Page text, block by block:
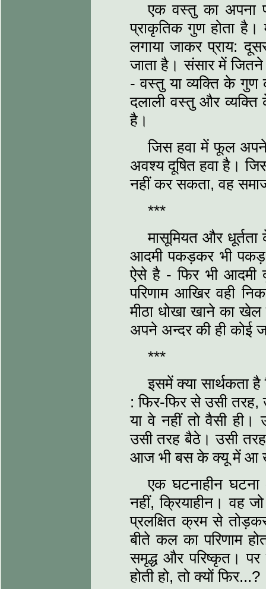
एक वस्तु का अपना
प्राकृतिक गुण होता
लगाया जाकर प्राय:
जाता है। संसार में
- वस्तु या व्यक्ति के
दलाली वस्तु और
है।
जिस हवा में फूल अपने
अवश्य दूषित हवा है।
नहीं कर सकता, वह
***
मासूमियत और
आदमी पकड़कर भी
ऐसे है - फिर भी आदमी
परिणाम आखिर वही
मीठा धोखा खाने का
अपने अन्दर की ही कोई
***
इसमें क्या सार्थकता
: फिर-फिर से उसी
या वे नहीं तो वैसी
उसी तरह बैठे। उसी
आज भी बस के क्यू में आ
एक घटनाहीन घटना
नहीं, क्रियाहीन। वह
प्रलक्षित क्रम से
बीते कल का परिणाम
समृद्ध और परिष्कृत।
होती हो, तो क्यों फिर...?